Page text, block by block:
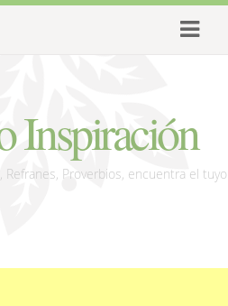
Inspiración
Refranes, Proverbios, encuentra el tuyo